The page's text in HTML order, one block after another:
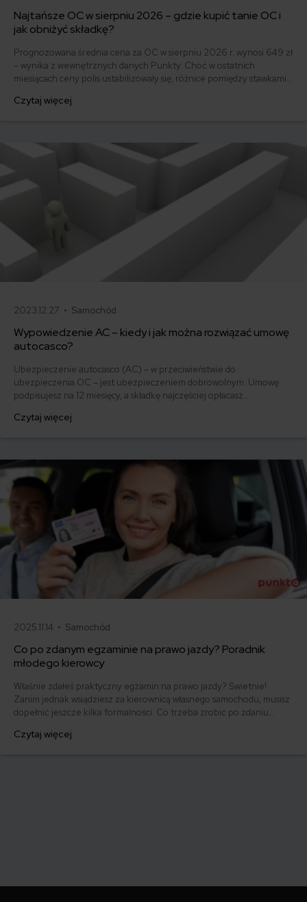
Najtańsze OC w sierpniu 2026 – gdzie kupić tanie OC i
jak obniżyć składkę?
Prognozowana średnia cena za OC w sierpniu 2026 r. wynosi 649 zł
– wynika z wewnętrznych danych Punkty. Choć w ostatnich
miesiącach ceny polis ustabilizowały się, różnice pomiędzy stawkami
500 zł, inni – powyżej 1500 zł. Gdzie znaleźć najtańsze OC w Polsce
Czytaj więcej
2023.12.27 • Samochód
Wypowiedzenie AC – kiedy i jak można rozwiązać umowę
autocasco?
Ubezpieczenie autocasco (AC) – w przeciwieństwie do
ubezpieczenia OC – jest ubezpieczeniem dobrowolnym. Umowę
podpisujesz na 12 miesięcy, a składkę najczęściej opłacasz
ofertę lub zdecydowałeś się sprzedać samochód w trakcie trwania
Czytaj więcej
2025.11.14 • Samochód
Co po zdanym egzaminie na prawo jazdy? Poradnik
młodego kierowcy
Właśnie zdałeś praktyczny egzamin na prawo jazdy? Świetnie!
Zanim jednak wsiądziesz za kierownicą własnego samochodu, musisz
dopełnić jeszcze kilka formalności. Co trzeba zrobić po zdaniu
którym szybko załatwisz sprawy urzędowe i będziesz mógł prowadzić
Czytaj więcej